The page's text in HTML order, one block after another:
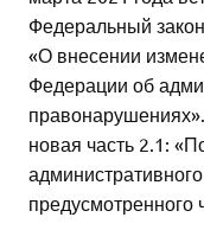
Федеральный
«О внесении
Федерации об
новая часть 2.1:
предусмотренного